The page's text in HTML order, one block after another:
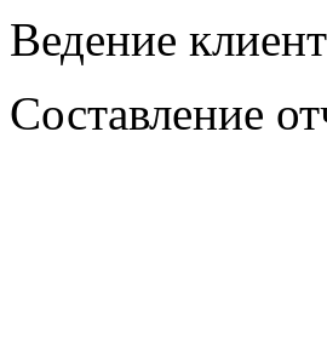
Ведение
Составление